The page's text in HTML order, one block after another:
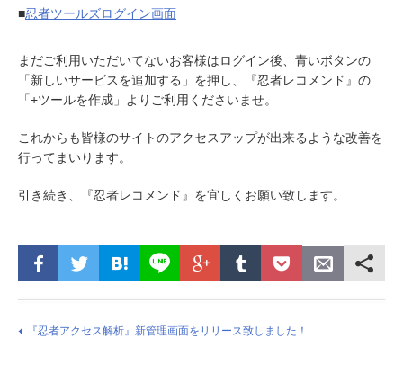
■忍者ツールズログイン画面
まだご利用いただいてないお客様はログイン後、青いボタンの
「新しいサービスを追加する」を押し、『忍者レコメンド』の
「+ツールを作成」よりご利用くださいませ。
これからも皆様のサイトのアクセスアップが出来るような改善を
行ってまいります。
引き続き、『忍者レコメンド』を宜しくお願い致します。
『忍者アクセス解析』新管理画面をリリース致しました！